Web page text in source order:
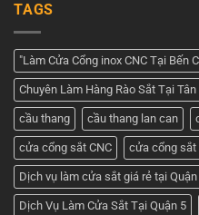
Tuấn
khảo
mẫu
đẹp
nhất
hiện
nay
Giá
cổng
2
cánh
–
Nhận
báo
giá
tốt
nhất
Cơ
khí
Huỳnh
Tuấn
Phát
TAGS
"Làm Cửa Cổng inox CNC Tại Bến
Chuyên Làm Hàng Rào Sắt Tại Tân
cầu thang cầu thang lan can
cửa cổng sắt CNC cửa cổng sắt
Dịch vụ làm cửa sắt giá rẻ tại Quận
Dịch Vụ Làm Cửa Sắt Tại Quận 5